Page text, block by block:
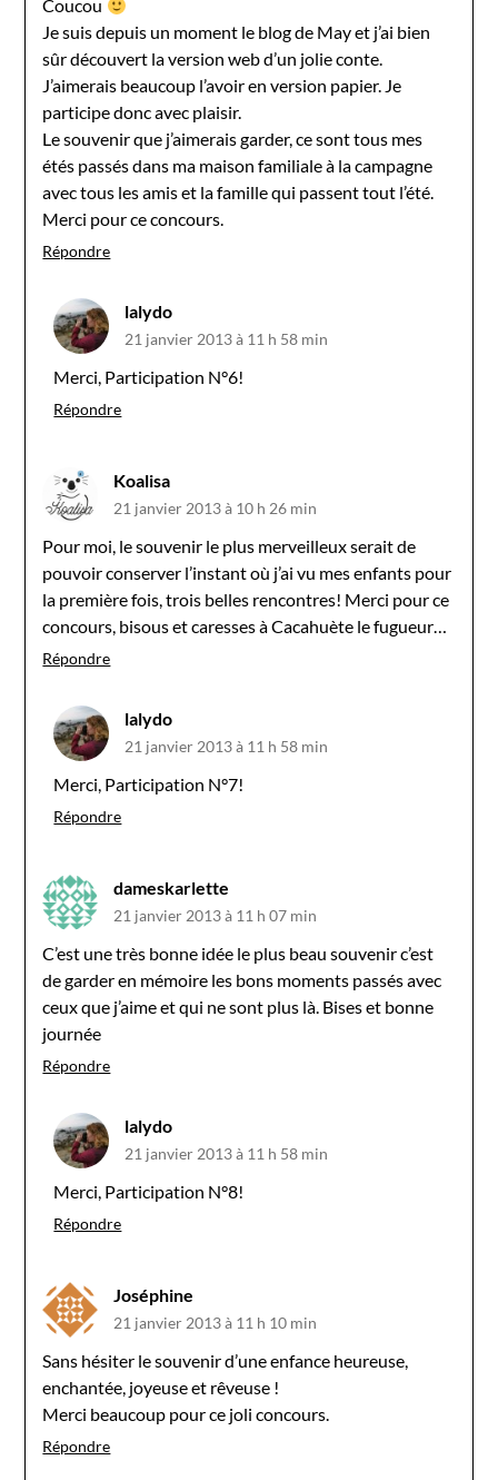
Coucou
Je suis depuis un moment le blog de May et j’ai bien
sûr découvert la version web d’un jolie conte.
J’aimerais beaucoup l’avoir en version papier. Je
participe donc avec plaisir.
Le souvenir que j’aimerais garder, ce sont tous mes
étés passés dans ma maison familiale à la campagne
avec tous les amis et la famille qui passent tout l’été.
Merci pour ce concours.
Répondre
lalydo
21 janvier 2013 à 11 h 58 min
Merci, Participation N°6!
Répondre
Koalisa
21 janvier 2013 à 10 h 26 min
Pour moi, le souvenir le plus merveilleux serait de
pouvoir conserver l’instant où j’ai vu mes enfants pour
la première fois, trois belles rencontres! Merci pour ce
concours, bisous et caresses à Cacahuète le fugueur…
Répondre
lalydo
21 janvier 2013 à 11 h 58 min
Merci, Participation N°7!
Répondre
dameskarlette
21 janvier 2013 à 11 h 07 min
C’est une très bonne idée le plus beau souvenir c’est
de garder en mémoire les bons moments passés avec
ceux que j’aime et qui ne sont plus là. Bises et bonne
journée
Répondre
lalydo
21 janvier 2013 à 11 h 58 min
Merci, Participation N°8!
Répondre
Joséphine
21 janvier 2013 à 11 h 10 min
Sans hésiter le souvenir d’une enfance heureuse,
enchantée, joyeuse et rêveuse !
Merci beaucoup pour ce joli concours.
Répondre